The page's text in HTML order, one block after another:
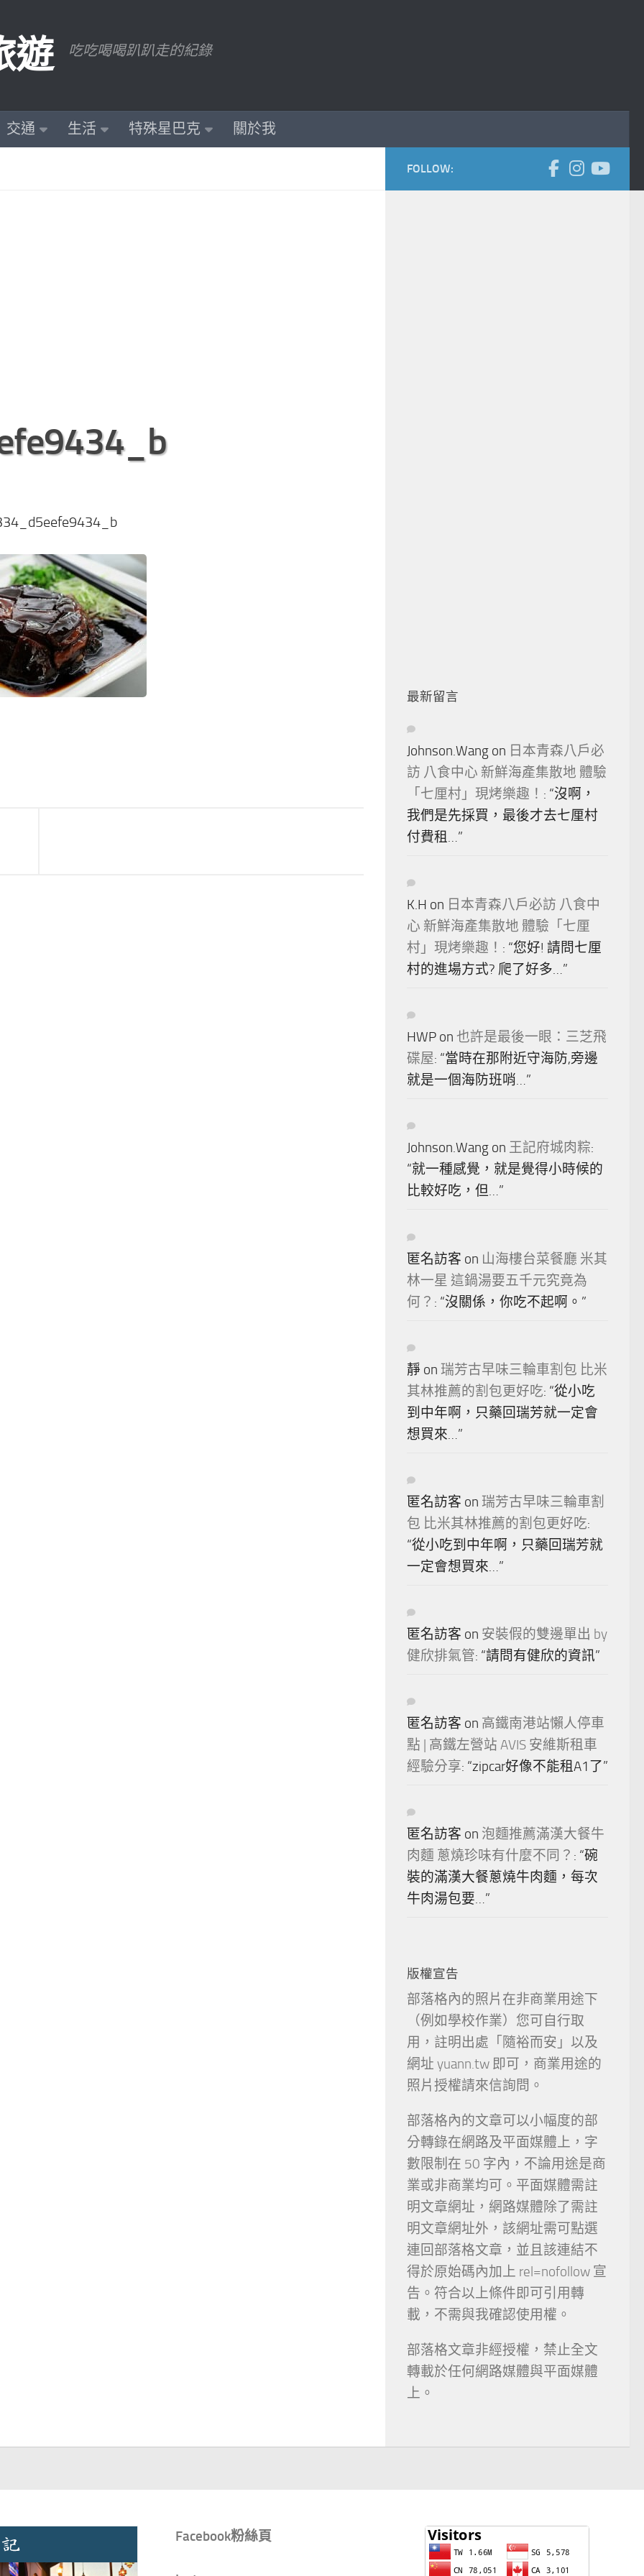
遊 吃吃喝喝趴趴走的紀錄
交通 生活 特殊星巴克 關於我
FOLLOW:
最新留言
Johnson.Wang on 日本青森八戶必
訪 八食中心 新鮮海產集散地 體驗
「七厘村」現烤樂趣！ : “沒啊，
我們是先採買，最後才去七厘村
付費租…”
K.H on 日本青森八戶必訪 八食中
心 新鮮海產集散地 體驗「七厘
村」現烤樂趣！ : “您好! 請問七厘
村的進場方式? 爬了好多…”
HWP on 也許是最後一眼：三芝飛
碟屋: “當時在那附近守海防,旁邊
就是一個海防班哨…”
Johnson.Wang on 王記府城肉粽:
“就一種感覺，就是覺得小時候的
比較好吃，但…”
匿名訪客 on 山海樓台菜餐廳 米其
林一星 這鍋湯要五千元究竟為
何？ : “沒關係，你吃不起啊。 ”
靜 on 瑞芳古早味三輪車割包 比米
其林推薦的割包更好吃: “從小吃
到中年啊，只藥回瑞芳就一定會
想買來…”
匿名訪客 on 瑞芳古早味三輪車割
包 比米其林推薦的割包更好吃:
“從小吃到中年啊，只藥回瑞芳就
一定會想買來…”
匿名訪客 on 安裝假的雙邊單出 by
健欣排氣管: “請問有健欣的資訊”
匿名訪客 on 高鐵南港站懶人停車
點 | 高鐵左營站 AVIS 安維斯租車
經驗分享: “zipcar好像不能租A1了”
匿名訪客 on 泡麵推薦滿漢大餐牛
肉麵 蔥燒珍味有什麼不同？ : “碗
裝的滿漢大餐蔥燒牛肉麵，每次
牛肉湯包要…”
版權宣告
部落格內的照片在非商業用途下
（例如學校作業）您可自行取
用，註明出處「隨裕而安」以及
網址 yuann.tw 即可，商業用途的
照片授權請來信詢問。
部落格內的文章可以小幅度的部
分轉錄在網路及平面媒體上，字
數限制在 50 字內，不論用途是商
業或非商業均可。平面媒體需註
明文章網址，網路媒體除了需註
明文章網址外，該網址需可點選
連回部落格文章，並且該連結不
得於原始碼內加上 rel=nofollow 宣
告。符合以上條件即可引用轉
載，不需與我確認使用權。
部落格文章非經授權，禁止全文
轉載於任何網路媒體與平面媒體
上。
Facebook粉絲頁